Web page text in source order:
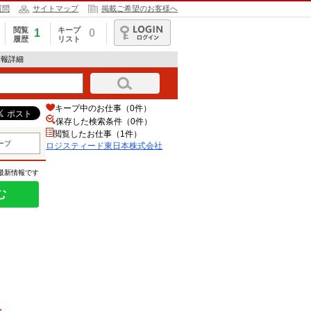
問 サイトマップ 掲載ご希望のお客様へ
閲覧
履歴
1
キープ
リスト
0
ログイン
詳細
プ
新情報です
キープ中のお仕事（0件）
保存した検索条件（0件）
閲覧したお仕事（1件）
ロジスティード東日本株式会社